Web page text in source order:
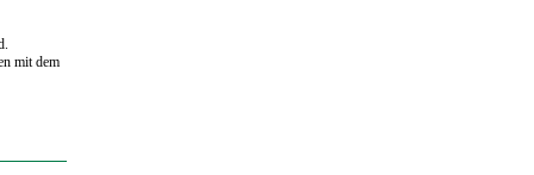
mit dem